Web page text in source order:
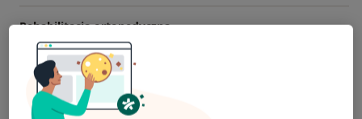
Rehabilitacja ortopedyczna
180 zł Szczegóły
Rehabilitacja pooperacyjna
180 zł Szczegóły